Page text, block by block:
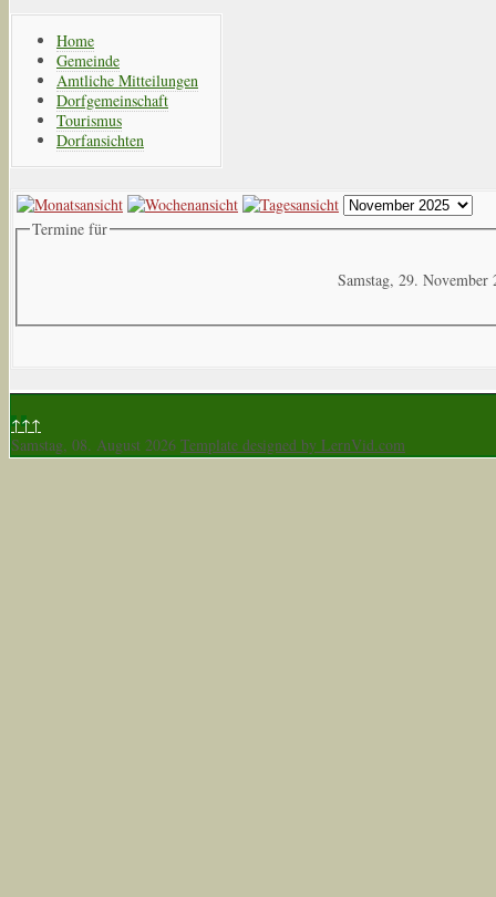
Home
Gemeinde
Amtliche Mitteilungen
Dorfgemeinschaft
Tourismus
Dorfansichten
Termine für
Samstag, 29. November
↑↑↑
Samstag, 08. August 2026 Template designed by LernVid.com